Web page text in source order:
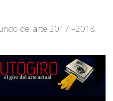
del arte 2017 –2018.